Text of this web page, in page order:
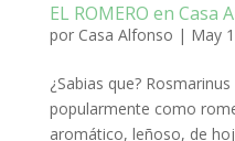
EL ROMERO en Casa
por Casa Alfonso | May
¿Sabias que?
popularmente como
aromático, leñoso, de